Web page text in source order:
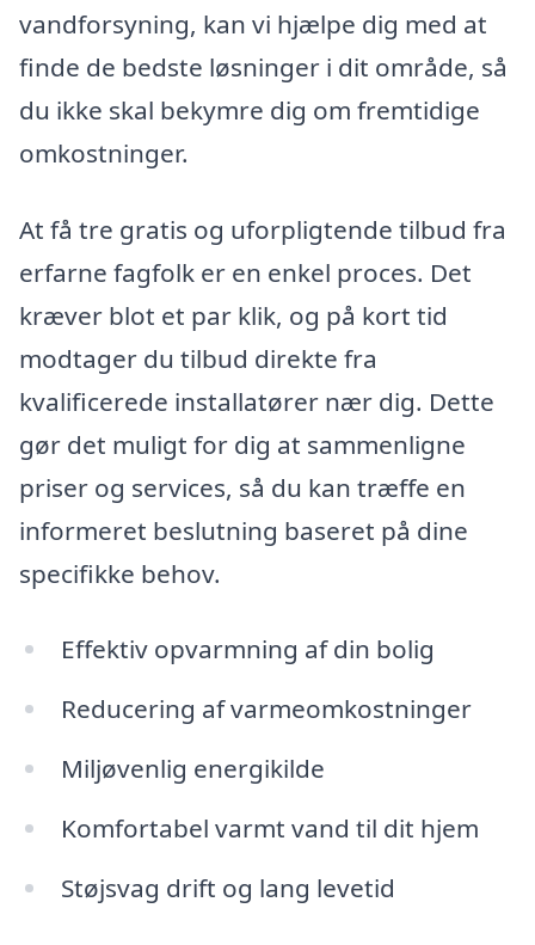
vandforsyning, kan vi hjælpe dig med at
finde de bedste løsninger i dit område, så
du ikke skal bekymre dig om fremtidige
omkostninger.
At få tre gratis og uforpligtende tilbud fra
erfarne fagfolk er en enkel proces. Det
kræver blot et par klik, og på kort tid
modtager du tilbud direkte fra
kvalificerede installatører nær dig. Dette
gør det muligt for dig at sammenligne
priser og services, så du kan træffe en
informeret beslutning baseret på dine
specifikke behov.
Effektiv opvarmning af din bolig
Reducering af varmeomkostninger
Miljøvenlig energikilde
Komfortabel varmt vand til dit hjem
Støjsvag drift og lang levetid